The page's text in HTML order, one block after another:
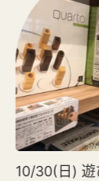
10/30(日) 遊